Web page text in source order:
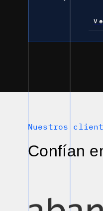
Nuestros
Confían